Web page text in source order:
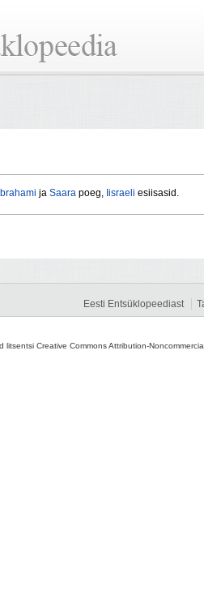
ja Saara poeg, Iisraeli esiisasid.
Eesti Entsüklopeediast
litsentsi Creative Commons Attribution-